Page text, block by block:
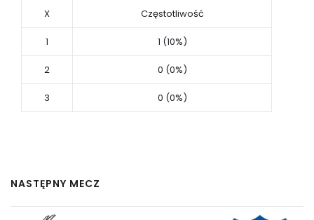
X Częstotliwość
1 1 (10%)
2 0 (0%)
3 0 (0%)
NASTĘPNY MECZ